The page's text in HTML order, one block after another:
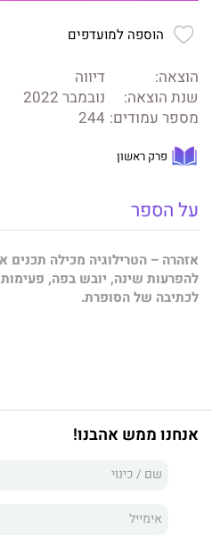
הוספה למועדפים
הוצאה:
דיווה
שנת הוצאה:
נובמבר 2022
מספר עמודים: 244
פרק ראשון
על הספר
אזהרה – הטרילוגיה מכילה תכנים
להפרעות שינה, יובש בפה,
לכתיבה של הסופרת.
במדבר וגם לא כשהפכתי לאישה
כחפץ. הייתי אז בסך הכול מישהי
שלי, התקווה שלי, חלומות שבניתי
אנחנו ממש אהבנו!